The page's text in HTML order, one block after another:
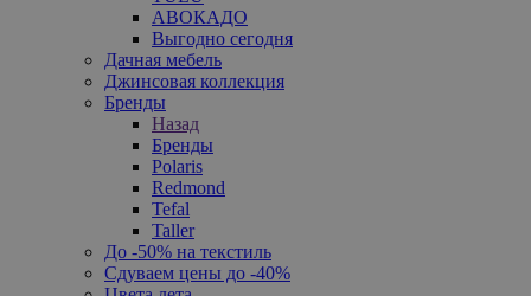
АВОКАДО
Выгодно сегодня
Дачная мебель
Джинсовая коллекция
Бренды
Назад
Бренды
Polaris
Redmond
Tefal
Taller
До -50% на текстиль
Сдуваем цены до -40%